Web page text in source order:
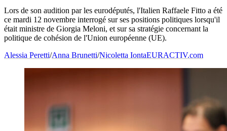
Lors de son audition par les eurodéputés, l'Italien Raffaele Fitto a été
ce mardi 12 novembre interrogé sur ses positions politiques lorsqu'il
était ministre de Giorgia Meloni, et sur sa stratégie concernant la
politique de cohésion de l'Union européenne (UE).
Alessia Peretti/Anna Brunetti/Nicoletta IontaEURACTIV.com